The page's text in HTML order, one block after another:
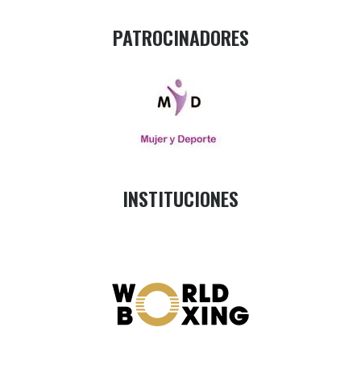
PATROCINADORES
INSTITUCIONES